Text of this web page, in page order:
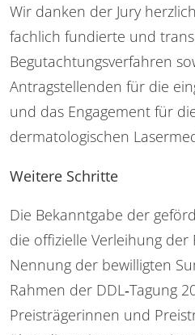
Wir danken der Jury
fachlich fundierte und
Begutachtungsverfahren
Antragstellenden für die
und das Engagement für
dermatologischen
Weitere Schritte
Die Bekanntgabe der
die offizielle Verleihung der
Nennung der bewilligten
Rahmen der DDL‑Tagung
Preisträgerinnen und